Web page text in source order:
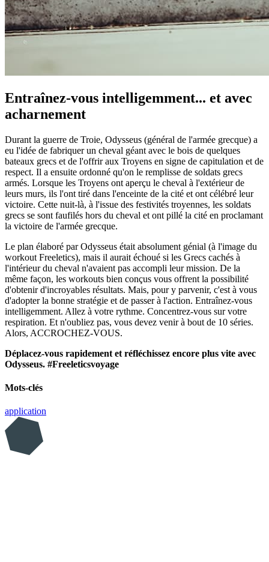
Entraînez-vous intelligemment... et avec
acharnement
Durant la guerre de Troie, Odysseus (général de l'armée grecque) a
eu l'idée de fabriquer un cheval géant avec le bois de quelques
bateaux grecs et de l'offrir aux Troyens en signe de capitulation et de
respect. Il a ensuite ordonné qu'on le remplisse de soldats grecs
armés. Lorsque les Troyens ont aperçu le cheval à l'extérieur de
leurs murs, ils l'ont tiré dans l'enceinte de la cité et ont célébré leur
victoire. Cette nuit-là, à l'issue des festivités troyennes, les soldats
grecs se sont faufilés hors du cheval et ont pillé la cité en proclamant
la victoire de l'armée grecque.
Le plan élaboré par Odysseus était absolument génial (à l'image du
workout Freeletics), mais il aurait échoué si les Grecs cachés à
l'intérieur du cheval n'avaient pas accompli leur mission. De la
même façon, les workouts bien conçus vous offrent la possibilité
d'obtenir d'incroyables résultats. Mais, pour y parvenir, c'est à vous
d'adopter la bonne stratégie et de passer à l'action. Entraînez-vous
intelligemment. Allez à votre rythme. Concentrez-vous sur votre
respiration. Et n'oubliez pas, vous devez venir à bout de 10 séries.
Alors, ACCROCHEZ-VOUS.
Déplacez-vous rapidement et réfléchissez encore plus vite avec
Odysseus. #Freeleticsvoyage
Mots-clés
application